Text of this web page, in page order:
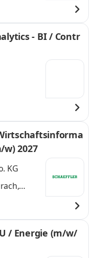
- BI / Contr
2027
KG
/ Energie (m/w/